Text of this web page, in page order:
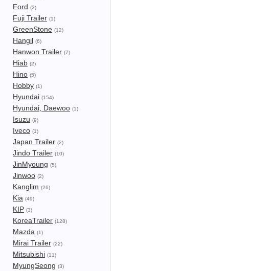
Ford (2)
Fuji Trailer (1)
GreenStone (12)
Hangil (6)
Hanwon Trailer (7)
Hiab (2)
Hino (5)
Hobby (1)
Hyundai (154)
Hyundai, Daewoo (1)
Isuzu (9)
Iveco (1)
Japan Trailer (2)
Jindo Trailer (10)
JinMyoung (5)
Jinwoo (2)
Kanglim (26)
Kia (49)
KIP (3)
KoreaTrailer (128)
Mazda (1)
Mirai Trailer (22)
Mitsubishi (11)
MyungSeong (3)